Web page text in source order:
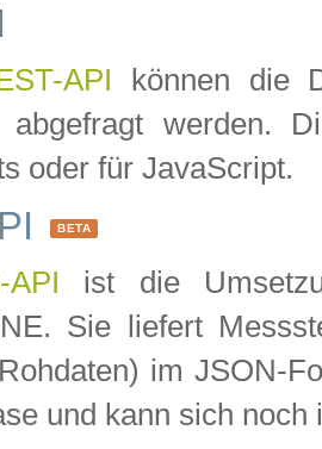
API können die
abgefragt werden.
oder für JavaScript.
BETA
API ist die
Sie liefert
im JSON-
und kann sich noch